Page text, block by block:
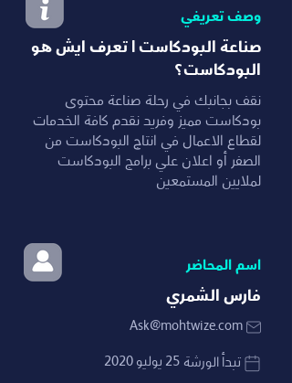
وصف تعريفي
صناعة البودكاست | تعرف ايش هو
البودكاست؟
نقف بجانبك في رحلة صناعة محتوى
بودكاست مميز وفريد نقدم كافة الخدمات
لقطاع الاعمال في انتاج البودكاست من
الصفر أو اعلان علي برامج البودكاست
لملايين المستمعين
اسم المحاضر
فارس الشمري
Ask@mohtwize.com
25 يوليو 2020تبدأ الورشة